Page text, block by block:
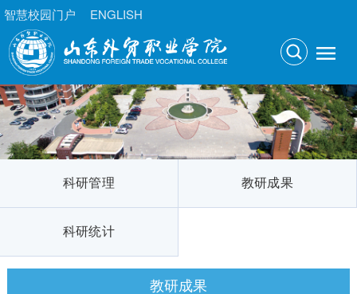
智慧校园门户 ENGLISH
科研管理 教研成果
科研统计
教研成果